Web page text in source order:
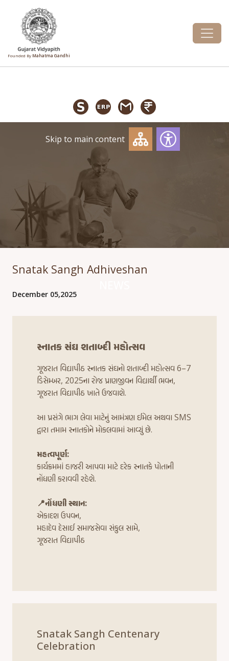
Founded By Mahatma Gandhi
Skip to main content
Snatak Sangh Adhiveshan
December 05,2025
સ્નાતક સંઘ શતાબ્દી મહોત્સવ
ગૂજરાત વિદ્યાપીઠ સ્નાતક સંઘનો શતાબ્દી મહોત્સવ 6–7
ડિસેમ્બર, 2025ના રોજ પ્રાણજીવન વિદ્યાર્થી ભવન,
ગૂજરાત વિદ્યાપીઠ ખાતે ઉજવાશે.
આ પ્રસંગે ભાગ લેવા માટેનું આમંત્રણ ઈમેલ અથવા SMS
દ્વારા તમામ સ્નાતકોને મોકલવામાં આવ્યું છે.
મહત્વપૂર્ણ:
કાર્યક્રમમાં હાજરી આપવા માટે દરેક સ્નાતકે પોતાની
નોંધણી કરાવવી રહેશે.
📍નોંધણી સ્થાન:
એકાદશ ઉપવન,
મહાદેવ દેસાઈ સમાજસેવા સંકુલ સામે,
ગૂજરાત વિદ્યાપીઠ
Snatak Sangh Centenary
Celebration